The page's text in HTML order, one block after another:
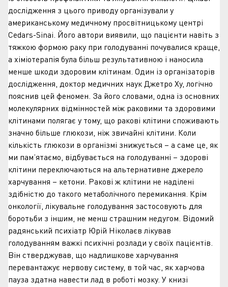
дослідження з цього приводу організували у
американському медичному просвітницькому центрі
Cedars-Sinai. Його автори виявили, що пацієнти навіть з
тяжкою формою раку при голодуванні почувалися краще,
а хіміотерапія була більш результативною і наносила
менше шкоди здоровим клітинам. Один із організаторів
дослідження, доктор медичних наук Джетро Ху, логічно
пояснив цей феномен. За його словами, одна із основних
молекулярних відмінностей між раковими та здоровими
клітинами полягає у тому, що ракові клітини споживають
значно більше глюкози, ніж звичайні клітини. Коли
кількість глюкози в організмі знижується – а саме це, як
ми пам’ятаємо, відбувається на голодуванні – здорові
клітини переключаються на альтернативне джерело
харчування – кетони. Ракові ж клітини не наділені
здібністю до такого метаболічного перемикання. Крім
онкології, лікувальне голодування застосовують для
боротьби з іншим, не менш страшним недугом. Відомий
радянський психіатр Юрій Ніколаєв лікував
голодуванням важкі психічні розлади у своїх пацієнтів.
Він стверджував, що надлишкове харчування
перевантажує нервову систему, в той час, як харчова
пауза здатна навести лад в роботі мозку. У книзі